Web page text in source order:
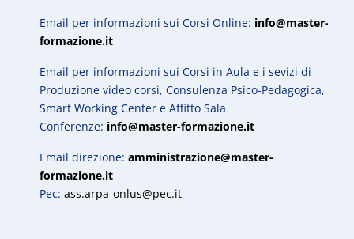
Email per informazioni sui Corsi Online: info@master-
formazione.it
Email per informazioni sui Corsi in Aula e i sevizi di
Produzione video corsi, Consulenza Psico-Pedagogica,
Smart Working Center e Affitto Sala
Conferenze: info@master-formazione.it
Email direzione: amministrazione@master-
formazione.it
Pec: ass.arpa-onlus@pec.it